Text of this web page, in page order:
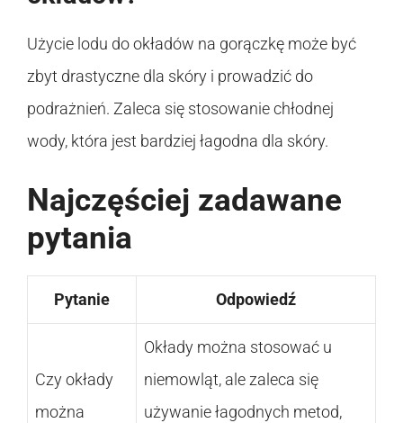
Użycie lodu do okładów na gorączkę może być
zbyt drastyczne dla skóry i prowadzić do
podrażnień. Zaleca się stosowanie chłodnej
wody, która jest bardziej łagodna dla skóry.
Najczęściej zadawane
pytania
Pytanie Odpowiedź
Czy okłady
można
Okłady można stosować u
niemowląt, ale zaleca się
używanie łagodnych metod,